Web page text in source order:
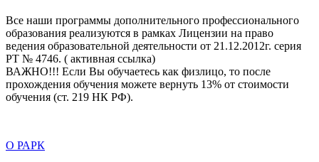
Все наши программы дополнительного профессионального
образования реализуются в рамках Лицензии на право
ведения образовательной деятельности от 21.12.2012г. серия
РТ № 4746. ( активная ссылка)
ВАЖНО!!! Если Вы обучаетесь как физлицо, то после
прохождения обучения можете вернуть 13% от стоимости
обучения (ст. 219 НК РФ).
О РАРК